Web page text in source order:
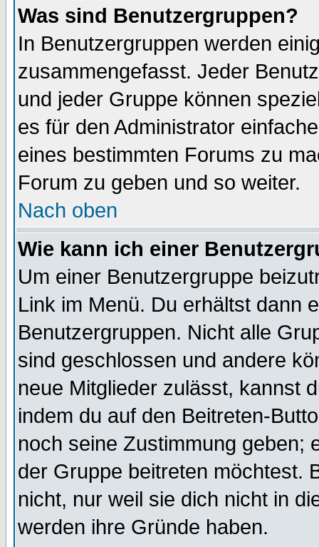
Was sind Benutzergruppen?
In Benutzergruppen werden
zusammengefasst. Jeder
und jeder Gruppe können
es für den Administrator
eines bestimmten Forums zu
Forum zu geben und so weiter.
Nach oben
Wie kann ich einer
Um einer Benutzergruppe
Link im Menü. Du erhältst dann
Benutzergruppen. Nicht alle
sind geschlossen und andere
neue Mitglieder zulässt, kannst
indem du auf den Beitreten-
noch seine Zustimmung geben;
der Gruppe beitreten möchtest.
nicht, nur weil sie dich nicht in
werden ihre Gründe haben.